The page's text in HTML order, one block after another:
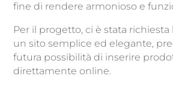
fine di rendere armonioso e
Per il progetto, ci è stata richiesta
un sito semplice ed elegante,
futura possibilità di inserire
direttamente online.